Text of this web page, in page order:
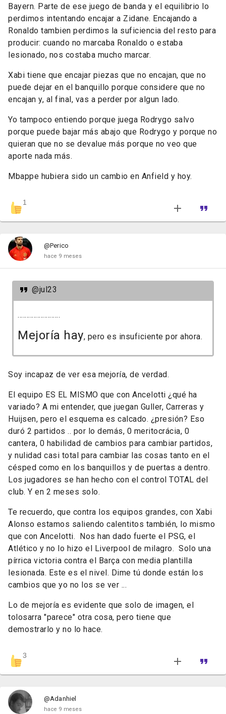
Bayern. Parte de ese juego de banda y el equilibrio lo
perdimos intentando encajar a Zidane. Encajando a
Ronaldo tambien perdimos la suficiencia del resto para
producir: cuando no marcaba Ronaldo o estaba
lesionado, nos costaba mucho marcar.
Xabi tiene que encajar piezas que no encajan, que no
puede dejar en el banquillo porque considere que no
encajan y, al final, vas a perder por algun lado.
Yo tampoco entiendo porque juega Rodrygo salvo
porque puede bajar más abajo que Rodrygo y porque no
quieran que no se devalue más porque no veo que
aporte nada más.
Mbappe hubiera sido un cambio en Anfield y hoy.
1
@Perico
hace 9 meses
@jul23
........................
Mejoría hay, pero es insuficiente por ahora.
Soy incapaz de ver esa mejoría, de verdad.
El equipo ES EL MISMO que con Ancelotti ¿qué ha
variado? A mi entender, que juegan Guller, Carreras y
Huijsen, pero el esquema es calcado. ¿presión? Eso
duró 2 partidos .. por lo demás, 0 meritocrácia, 0
cantera, 0 habilidad de cambios para cambiar partidos,
y nulidad casi total para cambiar las cosas tanto en el
césped como en los banquillos y de puertas a dentro.
Los jugadores se han hecho con el control TOTAL del
club. Y en 2 meses solo.
Te recuerdo, que contra los equipos grandes, con Xabi
Alonso estamos saliendo calentitos también, lo mismo
que con Ancelotti. Nos han dado fuerte el PSG, el
Atlético y no lo hizo el Liverpool de milagro. Solo una
pírrica victoria contra el Barça con media plantilla
lesionada. Este es el nivel. Dime tú donde están los
cambios que yo no los se ver ...
Lo de mejoría es evidente que solo de imagen, el
tolosarra "parece" otra cosa, pero tiene que
demostrarlo y no lo hace.
3
@Adanhiel
hace 9 meses